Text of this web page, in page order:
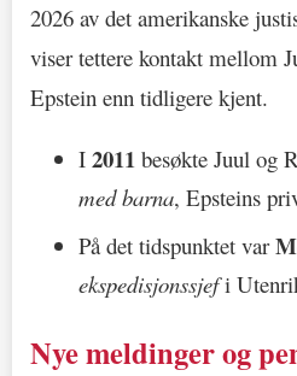
2026 av det amerikanske
viser tettere kontakt mellom
Epstein enn tidligere kjent.
I 2011 besøkte Juul og
med barna, Epsteins
På det tidspunktet var
ekspedisjonssjefi
Nye meldinger og